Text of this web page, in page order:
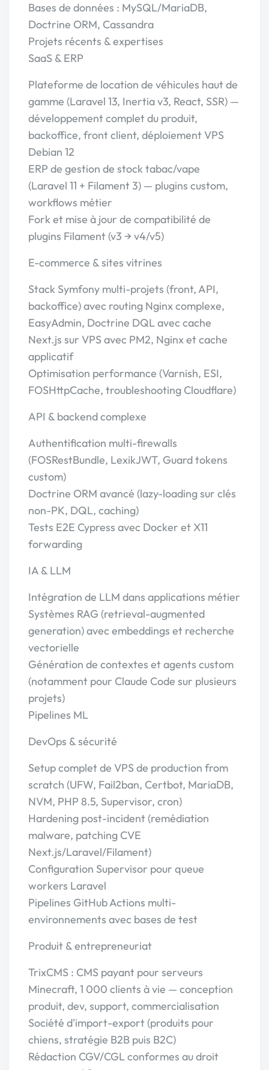
Bases de données : MySQL/MariaDB,
Doctrine ORM, Cassandra
Projets récents & expertises
SaaS & ERP
Plateforme de location de véhicules haut de
gamme (Laravel 13, Inertia v3, React, SSR) —
développement complet du produit,
backoffice, front client, déploiement VPS
Debian 12
ERP de gestion de stock tabac/vape
(Laravel 11 + Filament 3) — plugins custom,
workflows métier
Fork et mise à jour de compatibilité de
plugins Filament (v3 → v4/v5)
E-commerce & sites vitrines
Stack Symfony multi-projets (front, API,
backoffice) avec routing Nginx complexe,
EasyAdmin, Doctrine DQL avec cache
Next.js sur VPS avec PM2, Nginx et cache
applicatif
Optimisation performance (Varnish, ESI,
FOSHttpCache, troubleshooting Cloudflare)
API & backend complexe
Authentification multi-firewalls
(FOSRestBundle, LexikJWT, Guard tokens
custom)
Doctrine ORM avancé (lazy-loading sur clés
non-PK, DQL, caching)
Tests E2E Cypress avec Docker et X11
forwarding
IA & LLM
Intégration de LLM dans applications métier
Systèmes RAG (retrieval-augmented
generation) avec embeddings et recherche
vectorielle
Génération de contextes et agents custom
(notamment pour Claude Code sur plusieurs
projets)
Pipelines ML
DevOps & sécurité
Setup complet de VPS de production from
scratch (UFW, Fail2ban, Certbot, MariaDB,
NVM, PHP 8.5, Supervisor, cron)
Hardening post-incident (remédiation
malware, patching CVE
Next.js/Laravel/Filament)
Configuration Supervisor pour queue
workers Laravel
Pipelines GitHub Actions multi-
environnements avec bases de test
Produit & entrepreneuriat
TrixCMS : CMS payant pour serveurs
Minecraft, 1 000 clients à vie — conception
produit, dev, support, commercialisation
Société d'import-export (produits pour
chiens, stratégie B2B puis B2C)
Rédaction CGV/CGL conformes au droit